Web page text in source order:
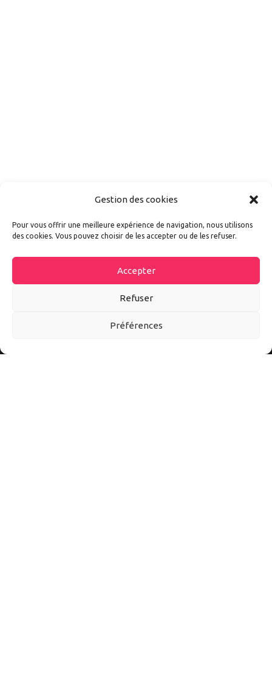
Gestion des cookies
Pour vous offrir une meilleure expérience de navigation, nous utilisons
des cookies. Vous pouvez choisir de les accepter ou de les refuser.
Accepter
Refuser
Préférences